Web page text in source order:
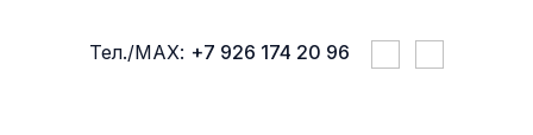
Тел./МАХ: +7 926 174 20 96